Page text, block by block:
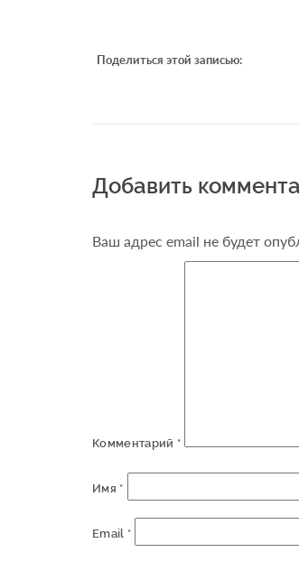
Поделиться этой записью:
Добавить
Ваш адрес email не будет
Комментарий *
Имя *
Email *